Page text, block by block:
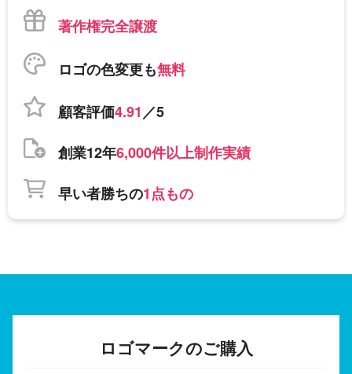
著作権完全譲渡
ロゴの色変更も無料
顧客評価4.91／5
創業12年6,000件以上制作実績
早い者勝ちの1点もの
ロゴマークのご購入